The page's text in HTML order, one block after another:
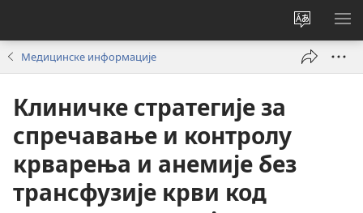
Промени
језик
сајта
Медицинске информације
Клиничке стратегије за
спречавање и контролу
крварења и анемије без
трансфузије крви код